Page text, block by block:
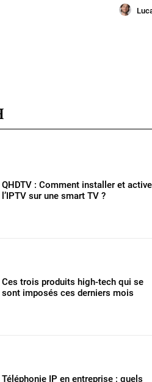
QHDTV : Comment installer et
l’IPTV sur une smart TV ?
Ces trois produits high-tech qui se
sont imposés ces derniers mois
Téléphonie IP en entreprise : quels